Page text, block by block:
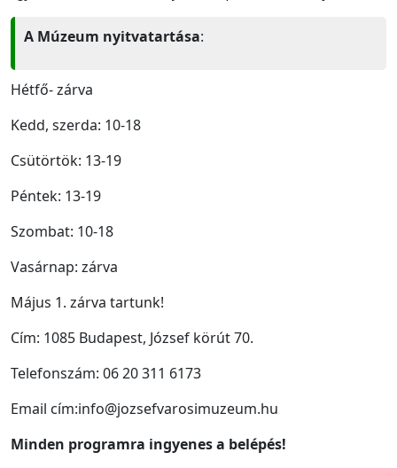
A Múzeum nyitvatartása:
Hétfő- zárva
Kedd, szerda: 10-18
Csütörtök: 13-19
Péntek: 13-19
Szombat: 10-18
Vasárnap: zárva
Május 1. zárva tartunk!
Cím: 1085 Budapest, József körút 70.
Telefonszám: 06 20 311 6173
Email cím:info@jozsefvarosimuzeum.hu
Minden programra ingyenes a belépés!